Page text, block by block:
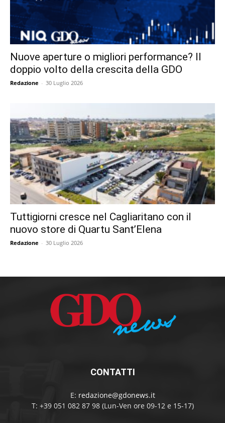
Nuove aperture o migliori performance? Il
doppio volto della crescita della GDO
Redazione - 30 Luglio 2026
Tuttigiorni cresce nel Cagliaritano con il
nuovo store di Quartu Sant’Elena
Redazione - 30 Luglio 2026
CONTATTI
E: redazione@gdonews.it
T: +39 051 082 87 98 (Lun-Ven ore 09-12 e 15-17)